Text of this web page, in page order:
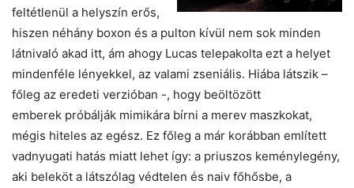
feltétlenül a helyszín erős,
hiszen néhány boxon és a pulton kívül nem sok minden
látnivaló akad itt, ám ahogy Lucas telepakolta ezt a helyet
mindenféle lényekkel, az valami zseniális. Hiába látszik –
főleg az eredeti verzióban -, hogy beöltözött
emberek próbálják mimikára bírni a merev maszkokat,
mégis hiteles az egész. Ez főleg a már korábban említett
vadnyugati hatás miatt lehet így: a priuszos keménylegény,
aki beleköt a látszólag védtelen és naiv főhősbe, a